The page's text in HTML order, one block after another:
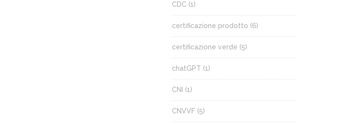
CDC (1)
certificazione prodotto (6)
certificazione verde (5)
chatGPT (1)
CNI (1)
CNVVF (5)